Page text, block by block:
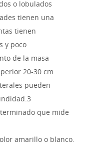
o lobulados
tienen una
tienen
y poco
de la masa
20-30 cm
pueden
que mide
amarillo o blanco.